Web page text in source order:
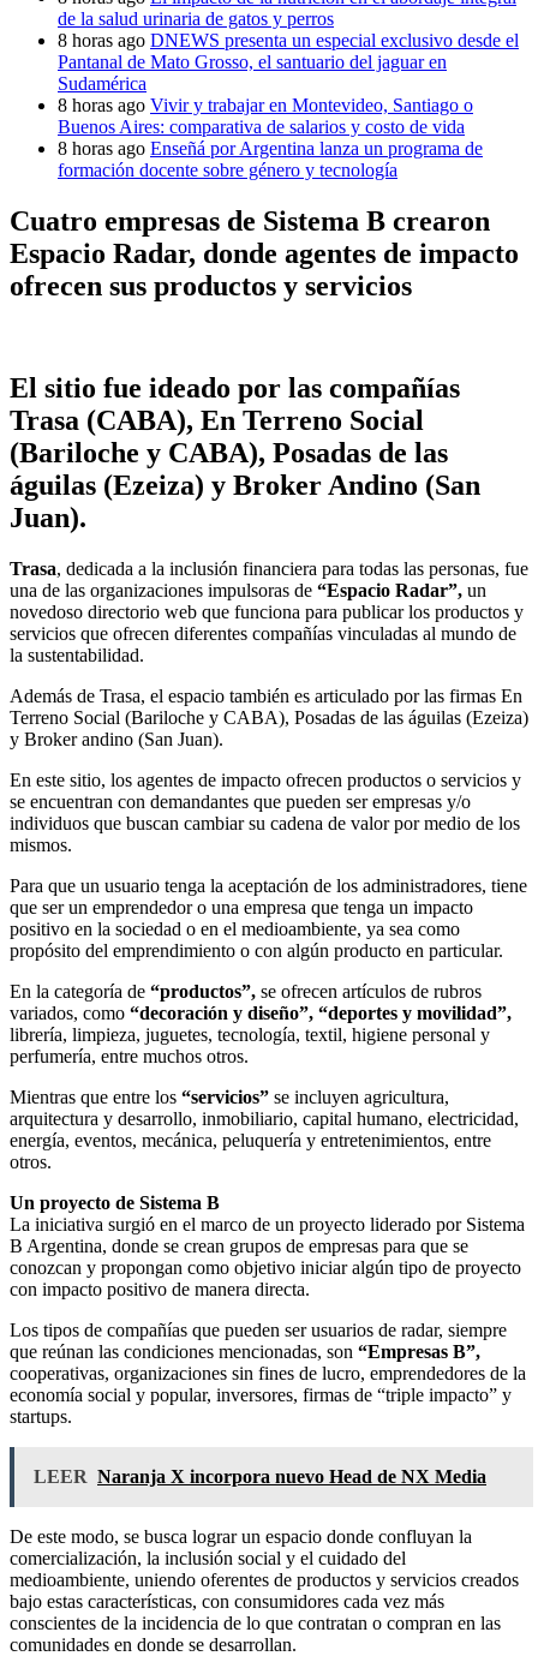
de la salud urinaria de gatos y perros
8 horas ago DNEWS presenta un especial exclusivo desde el
Pantanal de Mato Grosso, el santuario del jaguar en
Sudamérica
8 horas ago Vivir y trabajar en Montevideo, Santiago o
Buenos Aires: comparativa de salarios y costo de vida
8 horas ago Enseñá por Argentina lanza un programa de
formación docente sobre género y tecnología
Cuatro empresas de Sistema B crearon
Espacio Radar, donde agentes de impacto
ofrecen sus productos y servicios
El sitio fue ideado por las compañías
Trasa (CABA), En Terreno Social
(Bariloche y CABA), Posadas de las
águilas (Ezeiza) y Broker Andino (San
Juan).
Trasa, dedicada a la inclusión financiera para todas las personas, fue
una de las organizaciones impulsoras de “Espacio Radar”, un
novedoso directorio web que funciona para publicar los productos y
servicios que ofrecen diferentes compañías vinculadas al mundo de
la sustentabilidad.
Además de Trasa, el espacio también es articulado por las firmas En
Terreno Social (Bariloche y CABA), Posadas de las águilas (Ezeiza)
y Broker andino (San Juan).
En este sitio, los agentes de impacto ofrecen productos o servicios y
se encuentran con demandantes que pueden ser empresas y/o
individuos que buscan cambiar su cadena de valor por medio de los
mismos.
Para que un usuario tenga la aceptación de los administradores, tiene
que ser un emprendedor o una empresa que tenga un impacto
positivo en la sociedad o en el medioambiente, ya sea como
propósito del emprendimiento o con algún producto en particular.
En la categoría de “productos”, se ofrecen artículos de rubros
variados, como “decoración y diseño”, “deportes y movilidad”,
librería, limpieza, juguetes, tecnología, textil, higiene personal y
perfumería, entre muchos otros.
Mientras que entre los “servicios” se incluyen agricultura,
arquitectura y desarrollo, inmobiliario, capital humano, electricidad,
energía, eventos, mecánica, peluquería y entretenimientos, entre
otros.
Un proyecto de Sistema B
La iniciativa surgió en el marco de un proyecto liderado por Sistema
B Argentina, donde se crean grupos de empresas para que se
conozcan y propongan como objetivo iniciar algún tipo de proyecto
con impacto positivo de manera directa.
Los tipos de compañías que pueden ser usuarios de radar, siempre
que reúnan las condiciones mencionadas, son “Empresas B”,
cooperativas, organizaciones sin fines de lucro, emprendedores de la
economía social y popular, inversores, firmas de “triple impacto” y
startups.
LEER Naranja X incorpora nuevo Head de NX Media
De este modo, se busca lograr un espacio donde confluyan la
comercialización, la inclusión social y el cuidado del
medioambiente, uniendo oferentes de productos y servicios creados
bajo estas características, con consumidores cada vez más
conscientes de la incidencia de lo que contratan o compran en las
comunidades en donde se desarrollan.